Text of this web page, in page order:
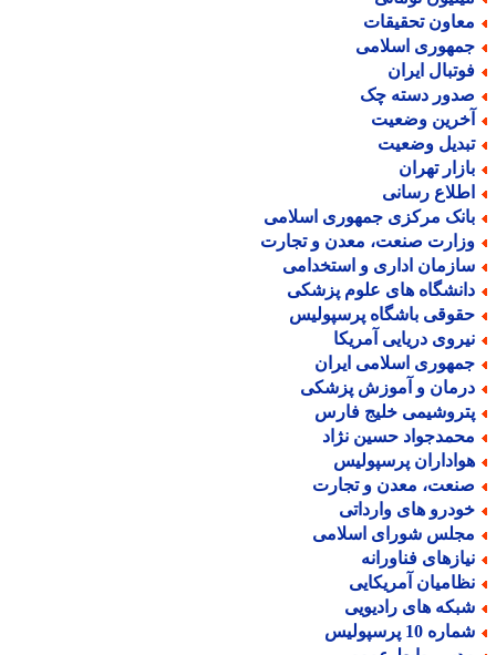
تحقیقات
اسلامی
ایران
دسته چک
وضعیت
وضعیت
تهران
رسانی
مرکزی جمهوری اسلامی
صنعت، معدن و تجارت
اداری و استخدامی
های علوم پزشکی
باشگاه پرسپولیس
دریایی آمریکا
اسلامی ایران
و آموزش پزشکی
خلیج فارس
حسین نژاد
پرسپولیس
معدن و تجارت
های وارداتی
شورای اسلامی
فناورانه
آمریکایی
های رادیویی
10 پرسپولیس